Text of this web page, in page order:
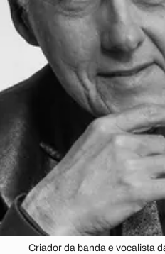
Criador da banda e vocalista